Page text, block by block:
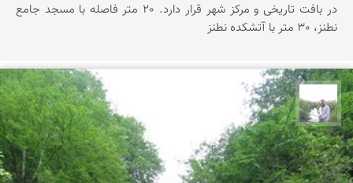
در بافت تاریخی و مرکز شهر قرار دارد. 20 متر فاصله با مسجد جامع
نطنز، 30 متر با آتشکده نطنز
مهرداد زینلیان